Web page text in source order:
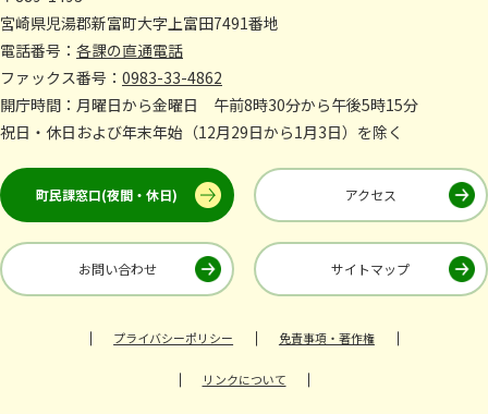
宮崎県児湯郡新富町大字上富田7491番地
電話番号： 各課の直通電話
ファックス番号： 0983-33-4862
開庁時間：月曜日から金曜日 午前8時30分から午後5時15分
祝日・休日および年末年始（12月29日から1月3日）を除く
町民課窓口(夜間・休日) アクセス
お問い合わせ サイトマップ
プライバシーポリシー 免責事項・著作権
リンクについて